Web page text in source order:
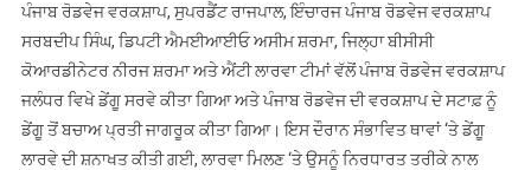
ਰਮਨ
ਗੁਪਤਾ
ਪੰਜਾਬ ਰੋਡਵੇਜ ਵਰਕਸ਼ਾਪ, ਸੁਪਰਡੈਂਟ ਰਾਜਪਾਲ, ਇੰਚਾਰਜ ਪੰਜਾਬ ਰੋਡਵੇਜ ਵਰਕਸ਼ਾਪ
ਸਰਬਦੀਪ ਸਿੰਘ, ਡਿਪਟੀ ਐਮਈਆਈਓ ਅਸੀਮ ਸ਼ਰਮਾ, ਜਿਲ੍ਹਾ ਬੀਸੀਸੀ
ਕੋਆਰਡੀਨੇਟਰ ਨੀਰਜ ਸ਼ਰਮਾ ਅਤੇ ਐਂਟੀ ਲਾਰਵਾ ਟੀਮਾਂ ਵੱਲੋਂ ਪੰਜਾਬ ਰੋਡਵੇਜ ਵਰਕਸ਼ਾਪ
ਜਲੰਧਰ ਵਿਖੇ ਡੇਂਗੂ ਸਰਵੇ ਕੀਤਾ ਗਿਆ ਅਤੇ ਪੰਜਾਬ ਰੋਡਵੇਜ ਦੀ ਵਰਕਸ਼ਾਪ ਦੇ ਸਟਾਫ਼ ਨੂੰ
ਡੇਂਗੂ ਤੋਂ ਬਚਾਅ ਪ੍ਰਤੀ ਜਾਗਰੂਕ ਕੀਤਾ ਗਿਆ। ਇਸ ਦੌਰਾਨ ਸੰਭਾਵਿਤ ਥਾਵਾਂ ‘ਤੇ ਡੇਂਗੂ
ਲਾਰਵੇ ਦੀ ਸ਼ਨਾਖਤ ਕੀਤੀ ਗਈ, ਲਾਰਵਾ ਮਿਲਣ ‘ਤੇ ਉਸਨੂੰ ਨਿਰਧਾਰਤ ਤਰੀਕੇ ਨਾਲ